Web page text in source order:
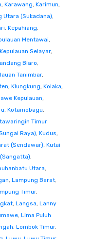
, Karawang, Karimun,
Utara (Sukadana),
, Kepahiang,
Mentawai,
Kepulauan Selayar,
Biaro,
Tanimbar,
, Klungkung, Kolaka,
Kepulauan,
, Kotamobagu,
Timur
Raya), Kudus,
(Sendawar), Kutai
,
Utara,
, Lampung Barat,
Timur,
, Langsa, Lanny
, Lima Puluh
, Lombok Timur,